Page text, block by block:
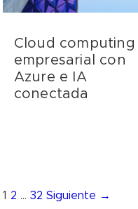
Cloud computing
empresarial con
Azure e IA
conectada
1 2 … 32 Siguiente →